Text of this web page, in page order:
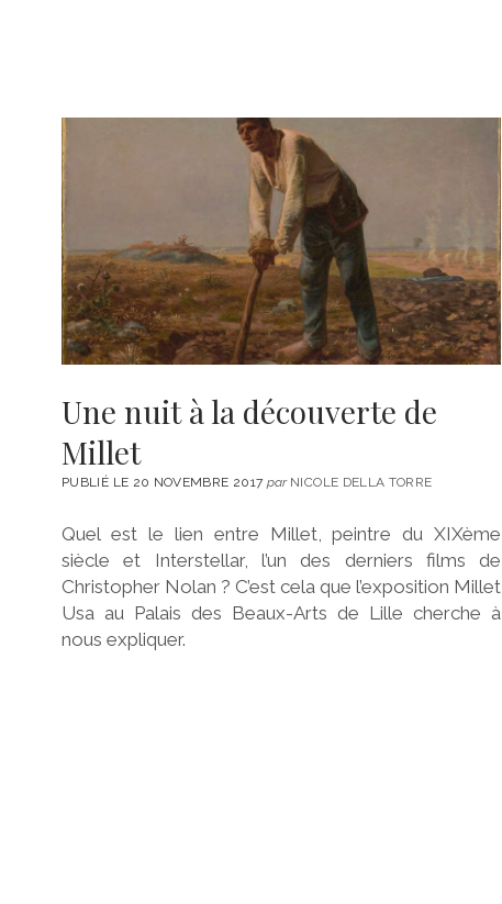
Une nuit à la découverte de
Millet
PUBLIÉ LE 20 NOVEMBRE 2017 parNICOLE DELLA TORRE
Quel est le lien entre Millet, peintre du XIXème
siècle et Interstellar, l’un des derniers films de
Christopher Nolan ? C’est cela que l’exposition Millet
Usa au Palais des Beaux-Arts de Lille cherche à
nous expliquer.